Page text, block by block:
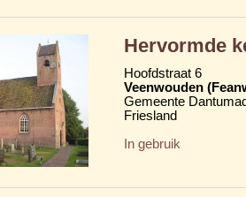
Hervormde
Hoofdstraat 6
Veenwouden
Gemeente
Friesland
In gebruik